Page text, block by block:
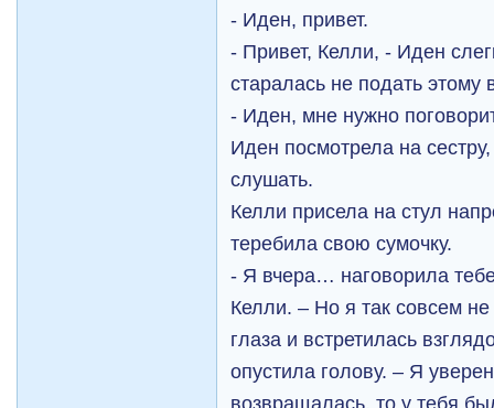
- Иден, привет.
- Привет, Келли, - Иден
старалась не подать этому
- Иден, мне нужно
Иден посмотрела на
слушать.
Келли присела на стул
теребила свою сумочку.
- Я вчера… наговорила
Келли. – Но я так совсем
глаза и встретилась
опустила голову. – Я
возвращалась, то у тебя